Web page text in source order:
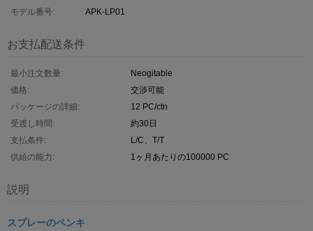
モデル番号:
APK-LP01
お支払配送条件
最小注文数量:
Neogitable
価格:
交渉可能
パッケージの詳細:
12 PC/ctn
受渡し時間:
約30日
支払条件:
L/C、T/T
供給の能力:
1ヶ月あたりの100000 PC
説明
スプレーのペンキ